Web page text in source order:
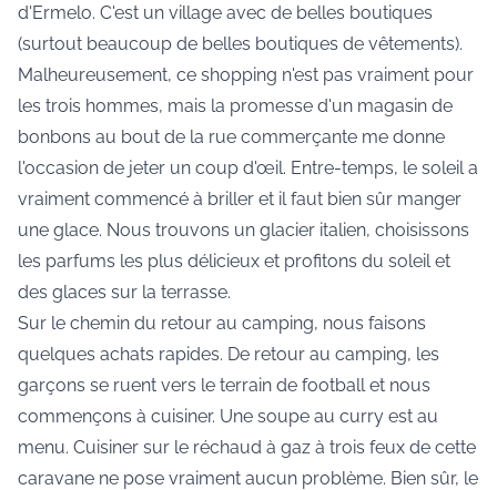
d'Ermelo. C'est un village avec de belles boutiques
(surtout beaucoup de belles boutiques de vêtements).
Malheureusement, ce shopping n'est pas vraiment pour
les trois hommes, mais la promesse d'un magasin de
bonbons au bout de la rue commerçante me donne
l'occasion de jeter un coup d'œil. Entre-temps, le soleil a
vraiment commencé à briller et il faut bien sûr manger
une glace. Nous trouvons un glacier italien, choisissons
les parfums les plus délicieux et profitons du soleil et
des glaces sur la terrasse.
Sur le chemin du retour au camping, nous faisons
quelques achats rapides. De retour au camping, les
garçons se ruent vers le terrain de football et nous
commençons à cuisiner. Une soupe au curry est au
menu. Cuisiner sur le réchaud à gaz à trois feux de cette
caravane ne pose vraiment aucun problème. Bien sûr, le